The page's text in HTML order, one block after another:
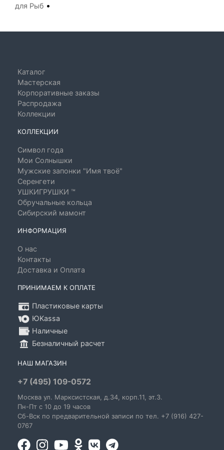
для Рыб •
Каталог
Мастерская
Корпоративные заказы
Распродажа
Коллекции
КОЛЛЕКЦИИ
Символ года
Мои Солнышки
Мужские запонки "Имя твоё"
Серенгети
УШКИГРУШКИ ™
Обручальные кольца
Сибирский мамонт
ИНФОРМАЦИЯ
О нас
Контакты
Доставка и Оплата
ПРИНИМАЕМ К ОПЛАТЕ
Пластиковые карты
ЮKassa
Наличные
Безналичный расчет
НАШ МАГАЗИН
+7 (495) 109-0572
Москва ул. Марксистская , д.34, корп.11, эт.3.
Пн-Пт c 10 до 19 часов
Сб-Вск по предварительной записи по тел. +7 (916) 427-
0767